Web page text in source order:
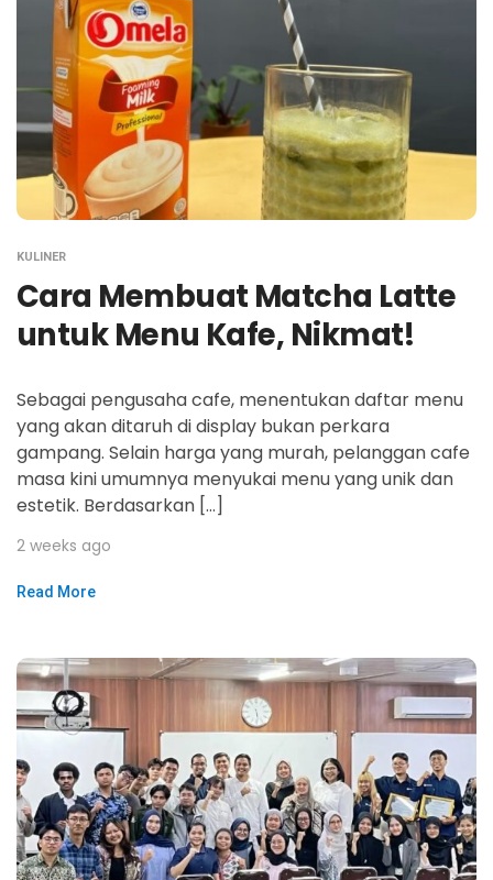
KULINER
Cara Membuat Matcha Latte
untuk Menu Kafe, Nikmat!
Sebagai pengusaha cafe, menentukan daftar menu
yang akan ditaruh di display bukan perkara
gampang. Selain harga yang murah, pelanggan cafe
masa kini umumnya menyukai menu yang unik dan
estetik. Berdasarkan […]
2 weeks ago
Read More